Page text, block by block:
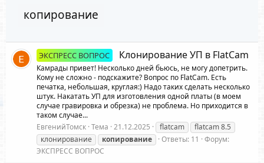
копирование
ЭКСПРЕСС ВОПРОС Клонирование УП в FlatCam
Камрады привет! Несколько дней бьюсь, не могу допетрить.
Кому не сложно - подскажите? Вопрос по FlatCam. Есть
печатка, небольшая, круглая:) Надо таких сделать несколько
штук. Накатать УП для изготовления одной платы (в моем
случае гравировка и обрезка) не проблема. Но приходится в
таком случае...
ЕвгенийТомск Тема 21.12.2025 flatcam
flatcam 8.5
клонирование
копирование Ответы: 11
Форум:
ЭКСПРЕСС ВОПРОС